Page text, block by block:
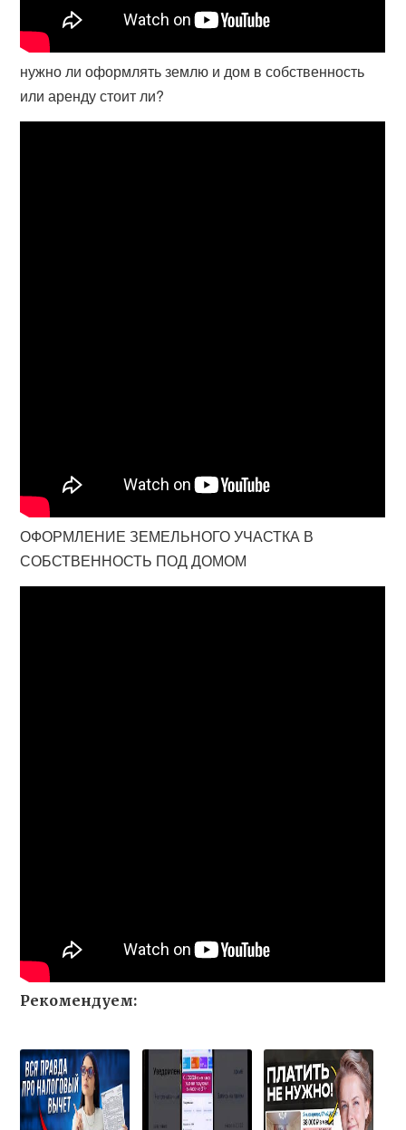
нужно ли оформлять землю и дом в собственность
или аренду стоит ли?
ОФОРМЛЕНИЕ ЗЕМЕЛЬНОГО УЧАСТКА В
СОБСТВЕННОСТЬ ПОД ДОМОМ
Рекомендуем: